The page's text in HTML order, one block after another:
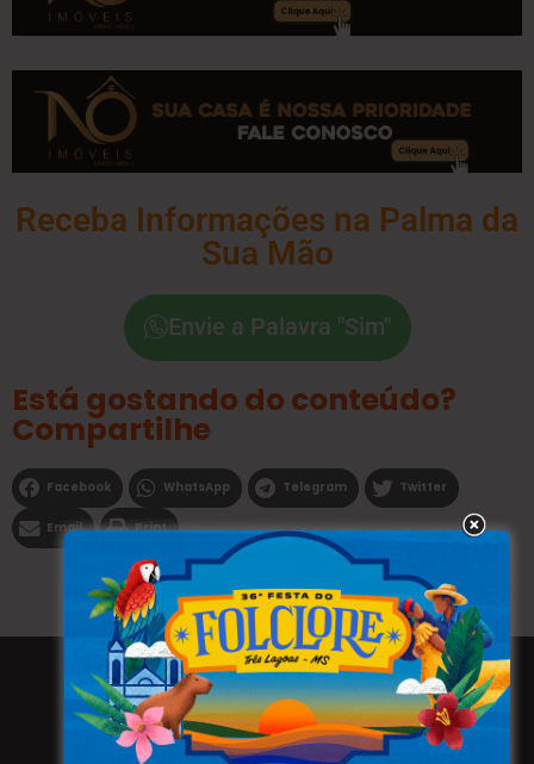
Receba Informações na Palma da
Sua Mão
Envie a Palavra "Sim"
Está gostando do conteúdo?
Compartilhe
Facebook WhatsApp Telegram Twitter
Email Print
Todos os direitos reservados a WEBFAVORITA.COM.BR